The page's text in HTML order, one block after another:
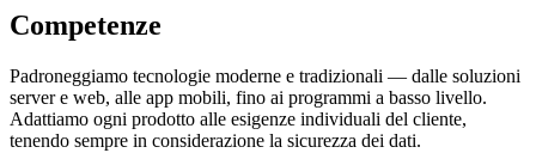
Competenze
Padroneggiamo tecnologie moderne e tradizionali — dalle soluzioni
server e web, alle app mobili, fino ai programmi a basso livello.
Adattiamo ogni prodotto alle esigenze individuali del cliente,
tenendo sempre in considerazione la sicurezza dei dati.